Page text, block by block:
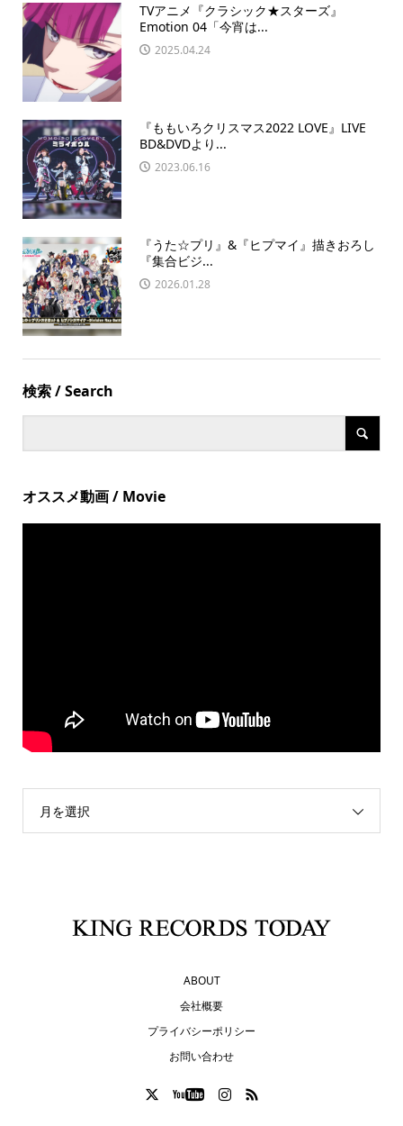
TVアニメ『クラシック★スターズ』
Emotion 04「今宵は...
2025.04.24
『ももいろクリスマス2022 LOVE』LIVE
BD&DVDより...
2023.06.16
『うた☆プリ』&『ヒプマイ』描きおろし
『集合ビジ...
2026.01.28
検索 / Search
オススメ動画 / Movie
月を選択
ABOUT
会社概要
プライバシーポリシー
お問い合わせ